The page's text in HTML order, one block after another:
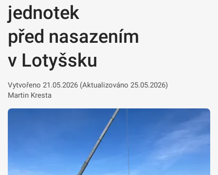
jednotek
před nasazením
v Lotyšsku
Vytvořeno 21.05.2026 (Aktualizováno 25.05.2026)
Martin Kresta